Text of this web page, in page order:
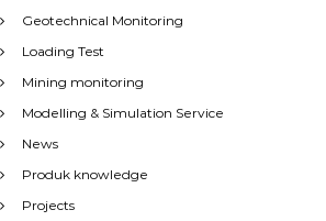
Geotechnical Monitoring
Loading Test
Mining monitoring
Modelling & Simulation Service
News
Produk knowledge
Projects